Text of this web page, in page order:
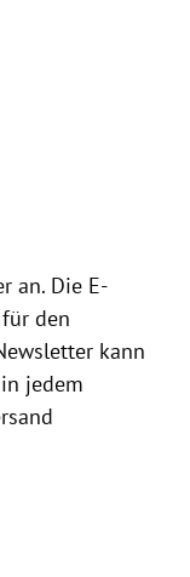
an. Die E-
den
kann
jedem